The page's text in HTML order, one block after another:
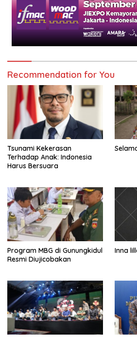
Recommendation for You
Tsunami Kekerasan
Terhadap Anak: Indonesia
Harus Bersuara
Program MBG di Gunungkidul
Resmi Diujicobakan
Inna